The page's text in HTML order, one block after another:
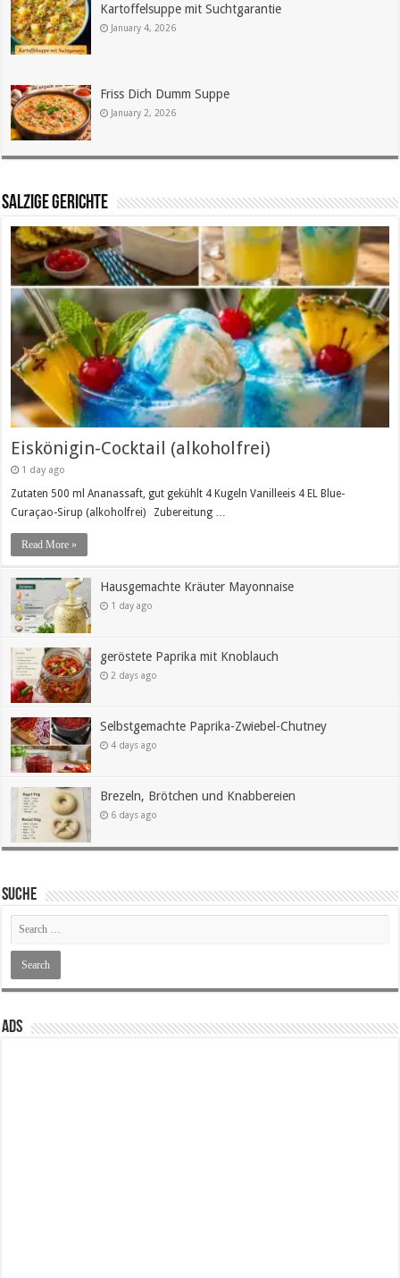
Kartoffelsuppe mit Suchtgarantie
January 4, 2026
Friss Dich Dumm Suppe
January 2, 2026
SALZIGE GERICHTE
Eiskönigin-Cocktail (alkoholfrei)
1 day ago
Zutaten 500 ml Ananassaft, gut gekühlt 4 Kugeln Vanilleeis 4 EL Blue-
Curaçao-Sirup (alkoholfrei) Zubereitung …
Read More »
Hausgemachte Kräuter Mayonnaise
1 day ago
geröstete Paprika mit Knoblauch
2 days ago
Selbstgemachte Paprika-Zwiebel-Chutney
4 days ago
Brezeln, Brötchen und Knabbereien
6 days ago
SUCHE
ADS